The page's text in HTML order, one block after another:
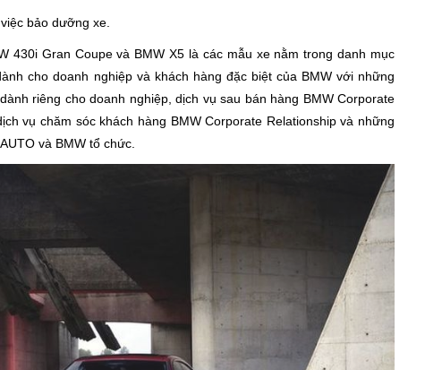
bảo dưỡng xe.
430i Gran Coupe và BMW X5 là các mẫu xe nằm trong danh mục
cho doanh nghiệp và khách hàng đặc biệt của BMW với những
riêng cho doanh nghiệp, dịch vụ sau bán hàng BMW Corporate
vụ chăm sóc khách hàng BMW Corporate Relationship và những
và BMW tổ chức.